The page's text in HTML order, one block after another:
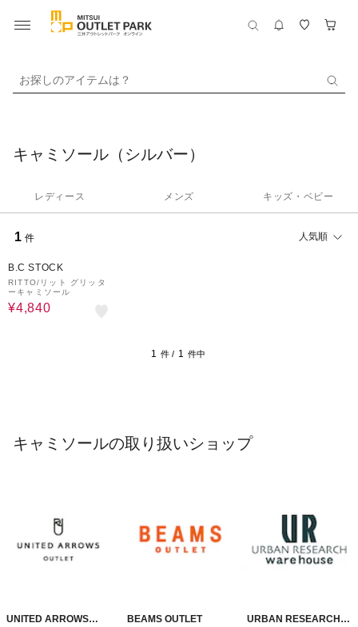
お探しのアイテムは？
キャミソール（シルバー）
レディース メンズ キッズ・ベビー
1 件 人気順
B.C STOCK
RITTO/リット グリッタ
ーキャミソール
¥4,840
1 件 / 1 件中
キャミソールの取り扱いショップ
UNITED ARROWS
BEAMS OUTLET
URBAN RESEARCH